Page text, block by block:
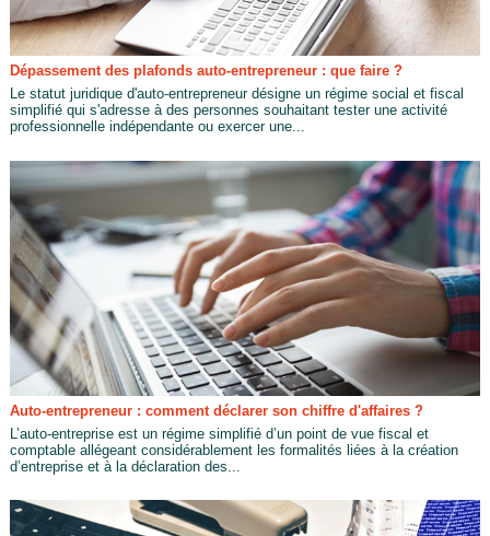
Dépassement des plafonds auto-entrepreneur : que faire ?
Le statut juridique d'auto-entrepreneur désigne un régime social et fiscal
simplifié qui s'adresse à des personnes souhaitant tester une activité
professionnelle indépendante ou exercer une...
Auto-entrepreneur : comment déclarer son chiffre d'affaires ?
L’auto-entreprise est un régime simplifié d’un point de vue fiscal et
comptable allégeant considérablement les formalités liées à la création
d’entreprise et à la déclaration des...